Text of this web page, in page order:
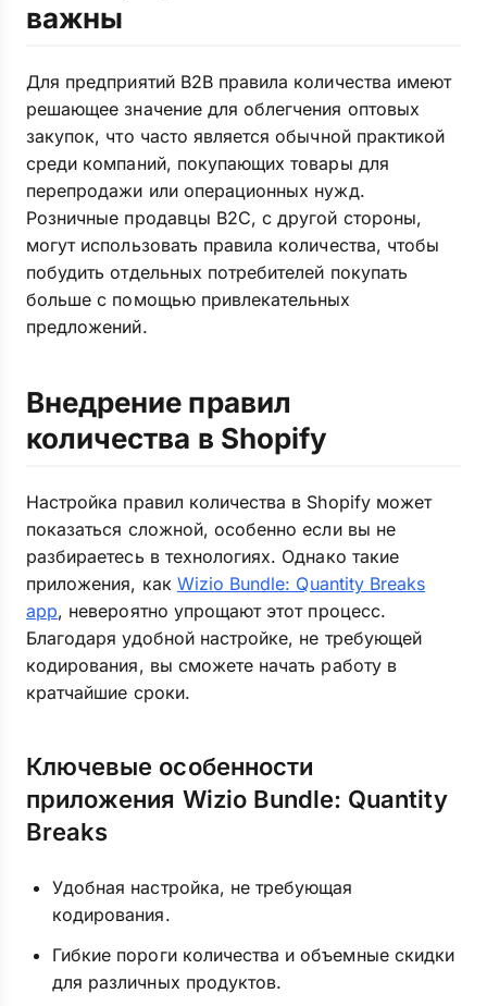
важны
Для предприятий B2B правила количества имеют
решающее значение для облегчения оптовых
закупок, что часто является обычной практикой
среди компаний, покупающих товары для
перепродажи или операционных нужд.
Розничные продавцы B2C, с другой стороны,
могут использовать правила количества, чтобы
побудить отдельных потребителей покупать
больше с помощью привлекательных
предложений.
Внедрение правил
количества в Shopify
Настройка правил количества в Shopify может
показаться сложной, особенно если вы не
разбираетесь в технологиях. Однако такие
приложения, как Wizio Bundle: Quantity Breaks
app, невероятно упрощают этот процесс.
Благодаря удобной настройке, не требующей
кодирования, вы сможете начать работу в
кратчайшие сроки.
Ключевые особенности
приложения Wizio Bundle: Quantity
Breaks
Удобная настройка, не требующая
кодирования.
Гибкие пороги количества и объемные скидки
для различных продуктов.